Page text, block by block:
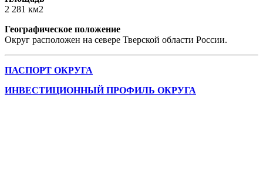
2 281 км2
Географическое положение
Округ расположен на севере Тверской области России.
ПАСПОРТ ОКРУГА
ИНВЕСТИЦИОННЫЙ ПРОФИЛЬ ОКРУГА